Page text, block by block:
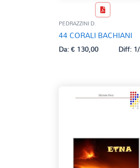
PEDRAZZINI D.
44 CORALI BACHIANI
Da:€130,00 Diff: